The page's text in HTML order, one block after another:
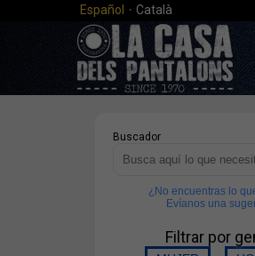
Español · Català
Buscador
¿No encuentras lo
Evíanos una
Filtrar por